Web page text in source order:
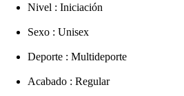
Nivel : Iniciación
Sexo : Unisex
Deporte : Multideporte
Acabado : Regular